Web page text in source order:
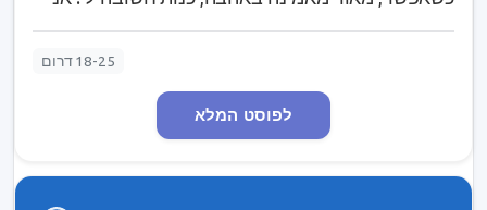
אישה חזקה שמחפשת זוגיות עם גבר חזק שיהיה שם
בשבילי ואני בשבילו, גבר שגם אם רבים בלילה יחבק
אותי, מישהו שאפשר להנות איתו, שירצה לשבת ופשוט
לדבר על החיים מול הים עם בקבוק יין, להנות ביחד
באמת גבר חזק: ravaka510
18-25 דרום
לפוסט המלא